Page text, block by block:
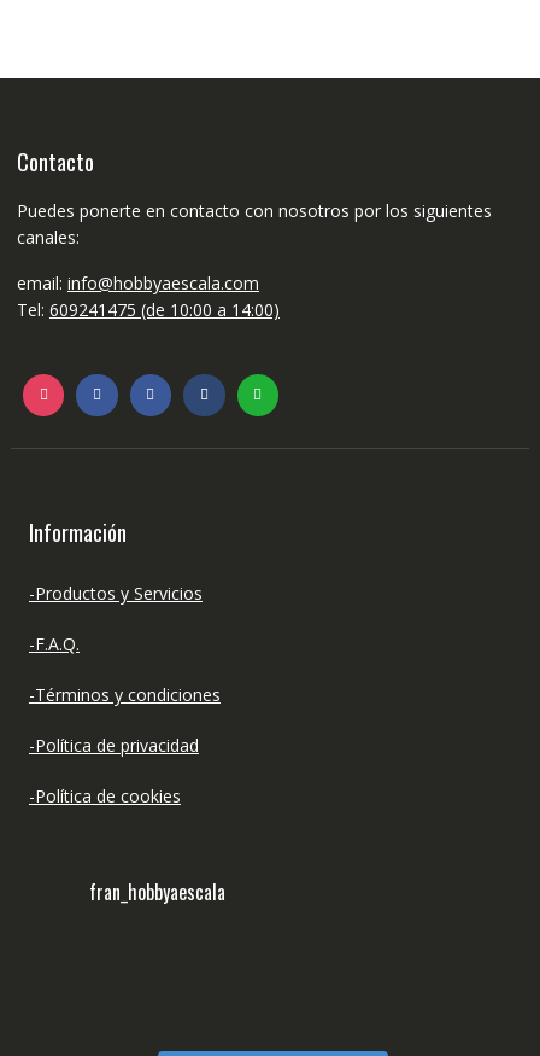
Contacto
Puedes ponerte en contacto con nosotros por los siguientes
canales:
email: info@hobbyaescala.com
Tel: 609241475 (de 10:00 a 14:00)
Información
-Productos y Servicios
-F.A.Q.
-Términos y condiciones
-Política de privacidad
-Política de cookies
fran_hobbyaescala